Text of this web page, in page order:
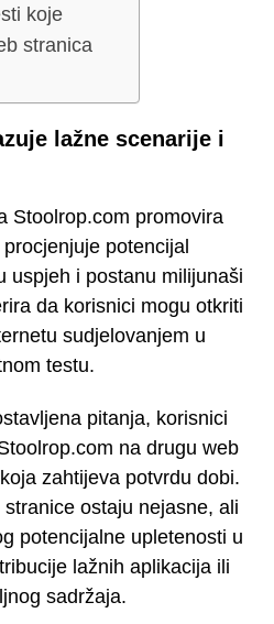
koje
stranica
lažne scenarije i
Stoolrop.com promovira
potencijal
uspjeh i postanu milijunaši
da korisnici mogu otkriti
sudjelovanjem u
testu.
pitanja, korisnici
na drugu web
zahtijeva potvrdu dobi.
ostaju nejasne, ali
potencijalne upletenosti u
lažnih aplikacija ili
sadržaja.